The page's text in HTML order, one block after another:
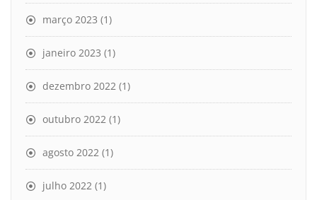
março 2023 (1)
janeiro 2023 (1)
dezembro 2022 (1)
outubro 2022 (1)
agosto 2022 (1)
julho 2022 (1)